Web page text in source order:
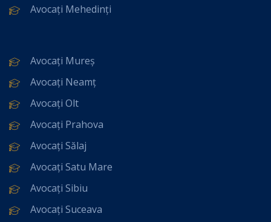
Avocați Mehedinți
Avocați Mureș
Avocați Neamț
Avocați Olt
Avocați Prahova
Avocați Sălaj
Avocați Satu Mare
Avocați Sibiu
Avocați Suceava